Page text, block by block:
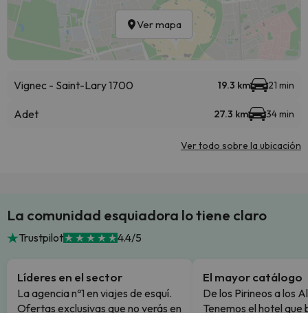
Ver mapa
Vignec - Saint-Lary 1700 19.3 km 21 min
Adet 27.3 km 34 min
Ver todo sobre la ubicación
La comunidad esquiadora lo tiene claro
Trustpilot 4.4/5
Líderes en el sector
La agencia nº1 en viajes de esquí.
Ofertas exclusivas que no verás en
El mayor catálogo
De los Pirineos a los
Tenemos el hotel que